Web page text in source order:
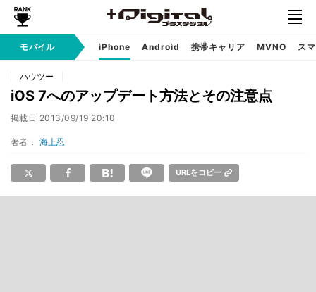
モバイル iPhone Android 携帯キャリア MVNO ス
ハウツー
iOS 7へのアップデート方法とその注意点
掲載日 2013/09/19 20:10
著者： 海上忍
URLをコピー